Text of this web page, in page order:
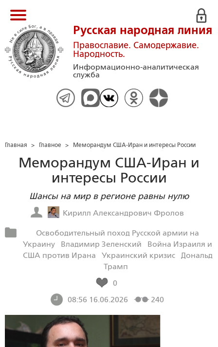
Русская народная линия
Православие. Самодержавие.
Народность.
Информационно-аналитическая
служба
Главная > Главное > Меморандум США-Иран и интересы России
Меморандум США-Иран и
интересы России
Шансы на мир в регионе равны нулю
Кирилл Александрович Фролов
Освободительный поход Русской армии на
Украину
Владимир Зеленский
Война Израиля и
США против Ирана
Украинский кризис
Дональд
Трамп
0
08:56 16.06.2026
240